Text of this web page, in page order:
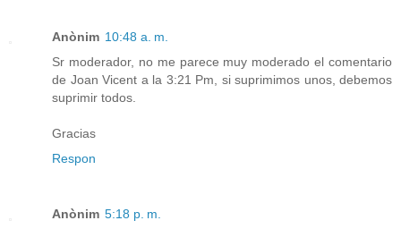
Anònim 10:48 a. m.
Sr moderador, no me parece muy moderado el comentario
de Joan Vicent a la 3:21 Pm, si suprimimos unos, debemos
suprimir todos.
Gracias
Respon
Anònim 5:18 p. m.